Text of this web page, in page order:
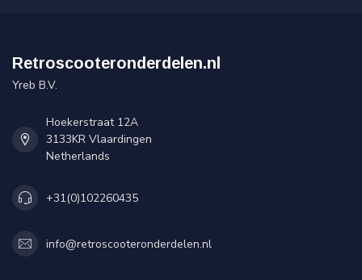
Retroscooteronderdelen.nl
Yreb B.V.
Hoekerstraat 12A
3133KR Vlaardingen
Netherlands
+31(0)102260435
info@retroscooteronderdelen.nl